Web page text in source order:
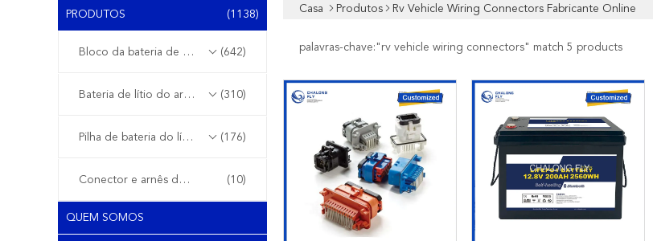
PRODUTOS (1138)
Bloco da bateria de lítio de EV (642)
Bateria de lítio do armazenamento de energia (310)
Pilha de bateria do lítio (176)
Conector e arnês de fio (10)
QUEM SOMOS
Casa Produtos Rv Vehicle Wiring Connectors Fabricante Online
palavras-chave:" rv vehicle wiring connectors" match 5 products